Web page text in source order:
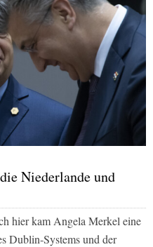
Niederlande und
hier kam Angela Merkel eine
Dublin-Systems und der